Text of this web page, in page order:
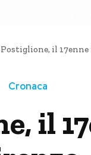
il 17enne
Cronaca
il